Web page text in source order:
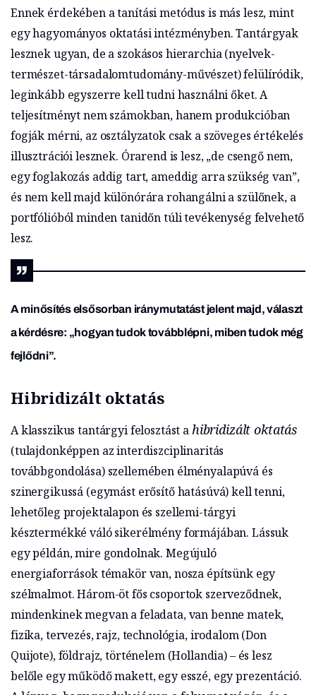
Ennek érdekében a tanítási metódus is más lesz, mint
egy hagyományos oktatási intézményben. Tantárgyak
lesznek ugyan, de a szokásos hierarchia (nyelvek-
természet-társadalomtudomány-művészet) felülíródik,
leginkább egyszerre kell tudni használni őket. A
teljesítményt nem számokban, hanem produkcióban
fogják mérni, az osztályzatok csak a szöveges értékelés
illusztrációi lesznek. Órarend is lesz, „de csengő nem,
egy foglakozás addig tart, ameddig arra szükség van”,
és nem kell majd különórára rohangálni a szülőnek, a
portfólióból minden tanidőn túli tevékenység felvehető
lesz.
A minősítés elsősorban iránymutatást jelent majd, választ
a kérdésre: „hogyan tudok továbblépni, miben tudok még
fejlődni”.
Hibridizált oktatás
A klasszikus tantárgyi felosztást ahibridizált oktatás
(tulajdonképpen az interdiszciplinaritás
továbbgondolása) szellemében élményalapúvá és
szinergikussá (egymást erősítő hatásúvá) kell tenni,
lehetőleg projektalapon és szellemi-tárgyi
késztermékké váló sikerélmény formájában. Lássuk
egy példán, mire gondolnak. Megújuló
energiaforrások témakör van, nosza építsünk egy
szélmalmot. Három-öt fős csoportok szerveződnek,
mindenkinek megvan a feladata, van benne matek,
fizika, tervezés, rajz, technológia, irodalom (Don
Quijote), földrajz, történelem (Hollandia) – és lesz
belőle egy működő makett, egy esszé, egy prezentáció.